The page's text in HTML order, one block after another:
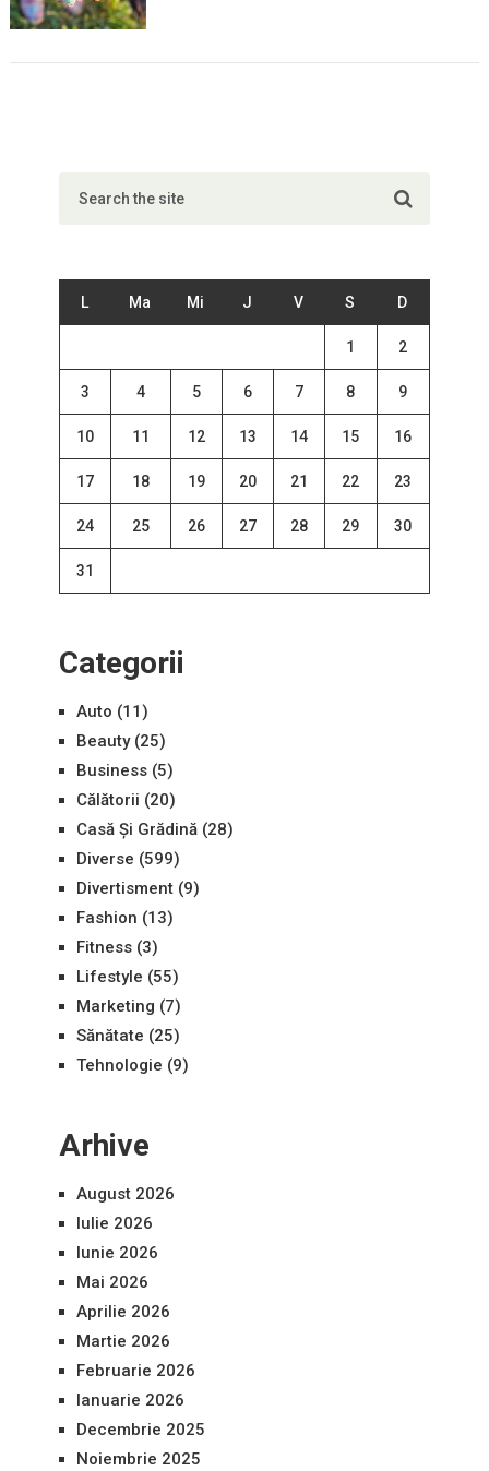
L Ma Mi J V S D
1 2
3 4 5 6 7 8 9
10 11 12 13 14 15 16
17 18 19 20 21 22 23
24 25 26 27 28 29 30
31
Categorii
Auto (11)
Beauty(25)
Business(5)
Călătorii (20)
Casă Și Grădină(28)
Diverse (599)
Divertisment(9)
Fashion (13)
Fitness(3)
Lifestyle (55)
Marketing (7)
Sănătate (25)
Tehnologie (9)
Arhive
August 2026
Iulie 2026
Iunie 2026
Mai 2026
Aprilie 2026
Martie 2026
Februarie 2026
Ianuarie 2026
Decembrie 2025
Noiembrie 2025